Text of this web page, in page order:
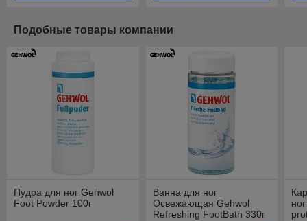
Подобные товары компании
Пудра для ног Gehwol
Foot Powder 100г
Ванна для ног
Освежающая Gehwol
Refreshing FootBath 330г